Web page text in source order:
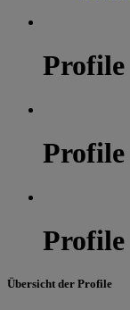
Profile
Profile
Profile
Übersicht der Profile